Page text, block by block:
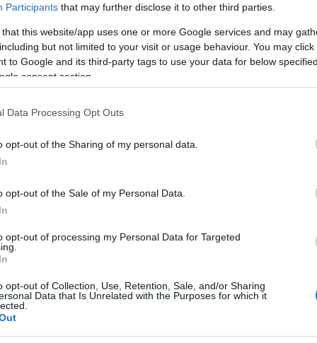
Participants that may further disclose it to other third parties.
that this website/app uses one or more Google services and may
but not limited to your visit or usage behaviour. You may
to Google and its third-party tags to use your data for below
consent section.
Data Processing Opt Outs
opt-out of the Sharing of my personal data.
opt-out of the Sale of my Personal Data.
opt-out of processing my Personal Data for Targeted
opt-out of Collection, Use, Retention, Sale, and/or Sharing
Data that Is Unrelated with the Purposes for which it
trompeur
critiques:capex(travaux de rénovation majeurs),
des impôts locaux. Par ailleurs, un loyer attractif
se dégrade ou si un grand employeur part. Autre
— chaque mois sans locataire grève la
transformer un rendement apparent en perte: un
obèrent la marge nette.